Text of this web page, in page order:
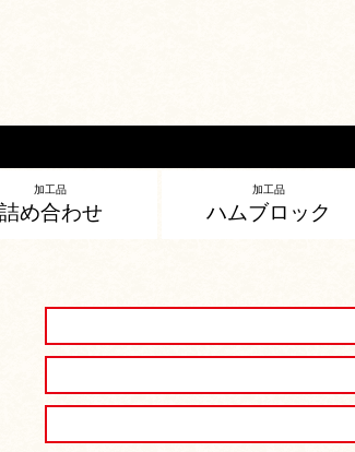
加工品
詰め合わせ
加工品
ハムブロック